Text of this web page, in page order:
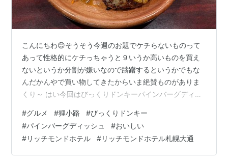
こんにちわ😊そうそう今週のお題でケチらないものって
あって性格的にケチっちゃうと９いうか高いものを買え
ないというか分割が嫌いなので躊躇するというかでもな
んだかんやで買い物してきたからいま絶賛ものがありま
くり～ はい今回はびっくりドンキーパインバーグディッ
だと推奨するのは酢豚ですけどハンバーグとの相性も抜
群ですごく美味しかったですね。 びっくりドンキー狸小
路店 リッチモンドホテル札幌大通
#グルメ #狸小路 #びっくりドンキー
#パインバーグディッシュ #おいしい
#リッチモンドホテル #リッチモンドホテル札幌大通